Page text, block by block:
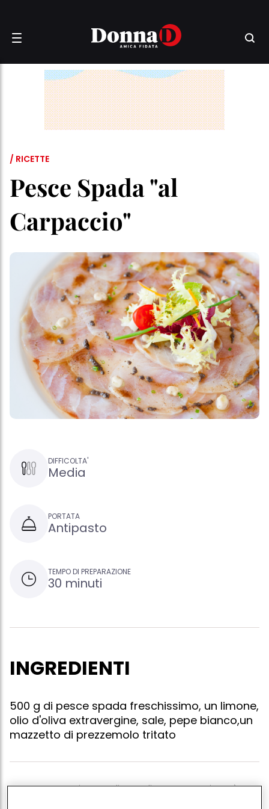
/ RICETTE
Pesce Spada "al
Carpaccio"
DIFFICOLTA'
Media
PORTATA
Antipasto
TEMPO DI PREPARAZIONE
30 minuti
INGREDIENTI
500 g di pesce spada freschissimo, un limone,
olio d'oliva extravergine, sale, pepe bianco,un
mazzetto di prezzemolo tritato
Per questo antipasto di semplice preparazione è